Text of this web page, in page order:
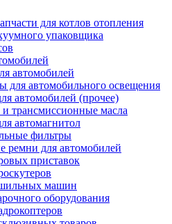
для котлов отопления
упаковщика
автомобилей
для автомобильного освещения
автомобилей (прочее)
трансмиссионные масла
автомагнитол
фильтры
ремни для автомобилей
приставок
машин
оборудования